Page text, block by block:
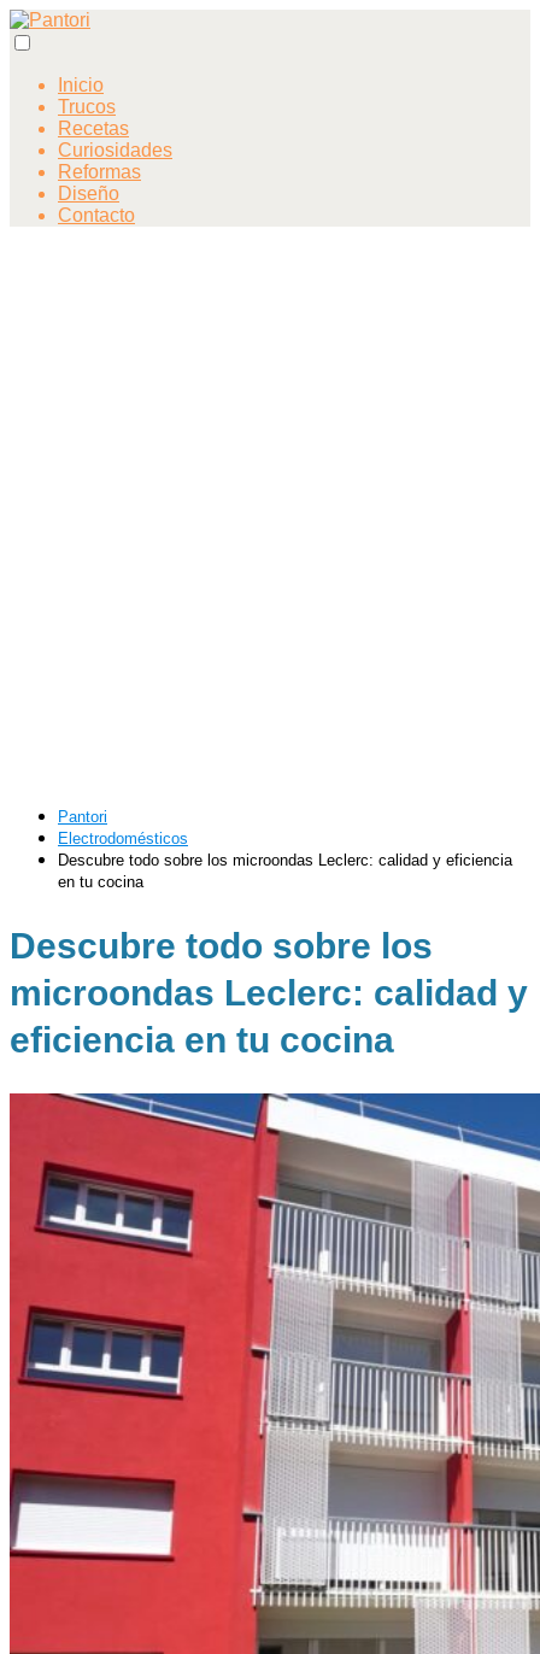
Inicio
Trucos
Recetas
Curiosidades
Reformas
Diseño
Contacto
Pantori
Electrodomésticos
Descubre todo sobre los microondas Leclerc: calidad y eficiencia
en tu cocina
Descubre todo sobre los
microondas Leclerc: calidad y
eficiencia en tu cocina